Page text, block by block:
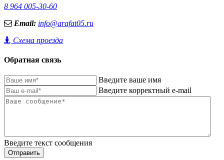
8 964 005-30-60
Email: info@arafat05.ru
Схема проезда
Обратная связь
Введите ваше имя
Введите корректный e-mail
Введите текст сообщения
Отправить